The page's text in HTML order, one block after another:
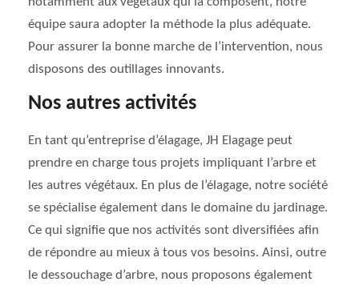
équipe saura adopter la méthode la plus adéquate.
Pour assurer la bonne marche de l’intervention, nous
disposons des outillages innovants.
Nos autres activités
En tant qu’entreprise d’élagage, JH Elagage peut
prendre en charge tous projets impliquant l’arbre et
les autres végétaux. En plus de l’élagage, notre société
se spécialise également dans le domaine du jardinage.
Ce qui signifie que nos activités sont diversifiées afin
de répondre au mieux à tous vos besoins. Ainsi, outre
le dessouchage d’arbre, nous proposons également